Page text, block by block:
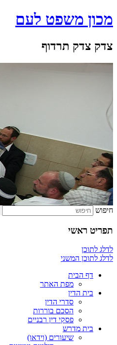
מכון משפט לעם
צדק צדק תרדוף
חיפוש
תפריט ראשי
לדלג לתוכן
לדלג לתוכן המשני
דף הבית
מפת האתר
בית הדין
סדרי הדין
הסכם בוררות
פסקי דין רבניים
בית מדרש
שיעורים (וידאו)